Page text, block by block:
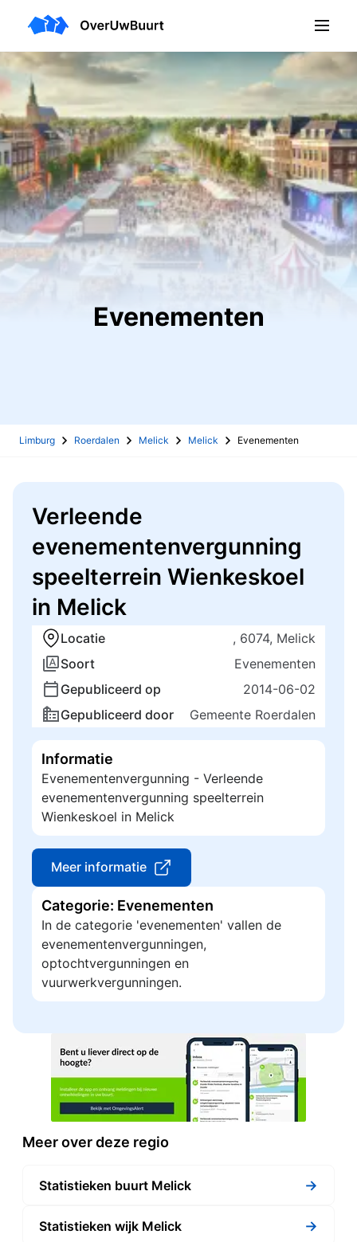
Evenementen
Limburg Roerdalen Melick Melick Evenementen
Verleende
evenementenvergunning
speelterrein Wienkeskoel
in Melick
Locatie
, 6074, Melick
Soort
Evenementen
Gepubliceerd op
2014-06-02
Gepubliceerd door
Gemeente Roerdalen
Informatie
Evenementenvergunning - Verleende
evenementenvergunning speelterrein
Wienkeskoel in Melick
Meer informatie
Categorie: Evenementen
In de categorie 'evenementen' vallen de
evenementenvergunningen,
optochtvergunningen en
vuurwerkvergunningen.
Meer over deze regio
Statistieken buurt Melick →
Statistieken wijk Melick →